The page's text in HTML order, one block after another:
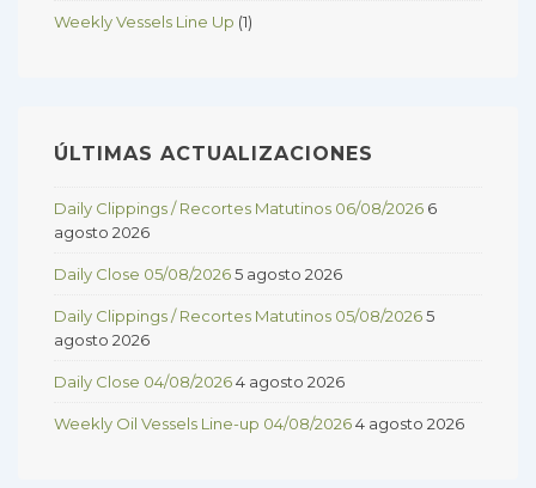
Weekly Vessels Line Up (1)
ÚLTIMAS ACTUALIZACIONES
Daily Clippings / Recortes Matutinos 06/08/2026 6
agosto 2026
Daily Close 05/08/20265 agosto 2026
Daily Clippings / Recortes Matutinos 05/08/20265
agosto 2026
Daily Close 04/08/20264 agosto 2026
Weekly Oil Vessels Line-up 04/08/20264 agosto 2026